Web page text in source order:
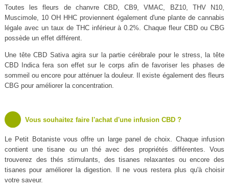
Toutes les fleurs de chanvre CBD, CB9, VMAC, BZ10, THV N10,
Muscimole, 10 OH HHC proviennent également d'une plante de cannabis
légale avec un taux de THC inférieur à 0.2%. Chaque fleur CBD ou CBG
possède un effet différent.
Une tête CBD Sativa agira sur la partie cérébrale pour le stress, la tête
CBD Indica fera son effet sur le corps afin de favoriser les phases de
sommeil ou encore pour atténuer la douleur. Il existe également des fleurs
CBG pour améliorer la concentration.
Vous souhaitez faire l'achat d'une infusion CBD ?
Le Petit Botaniste vous offre un large panel de choix. Chaque infusion
contient une tisane ou un thé avec des propriétés différentes. Vous
trouverez des thés stimulants, des tisanes relaxantes ou encore des
tisanes pour améliorer la digestion. Il ne vous restera plus qu'à choisir
votre saveur.